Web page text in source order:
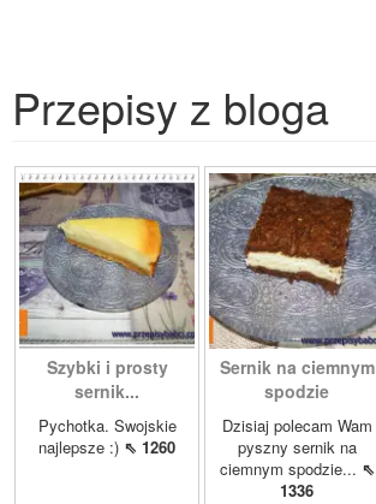
Przepisy z bloga
Szybki i prosty
sernik...
Pychotka. Swojskie
najlepsze :) ⇖ 1260
Sernik na ciemnym
spodzie
Dzisiaj polecam Wam
pyszny sernik na
ciemnym spodzie... ⇖
1336